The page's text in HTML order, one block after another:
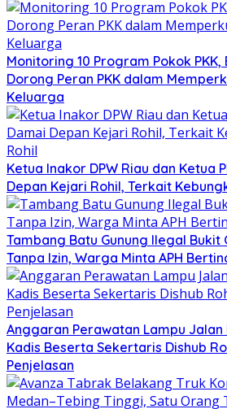
Monitoring 10 Program Pokok PKK,
Dorong Peran PKK dalam
Keluarga
Ketua Inakor DPW Riau dan Ketua
Depan Kejari Rohil, Terkait
Tambang Batu Gunung Ilegal Bukit
Tanpa Izin, Warga Minta APH
Anggaran Perawatan Lampu Jalan
Kadis Beserta Sekertaris Dishub
Penjelasan